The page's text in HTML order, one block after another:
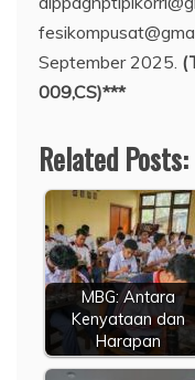
September 2025.
009,CS)***
Related Posts:
MBG: Antara
Kenyataan dan
Harapan